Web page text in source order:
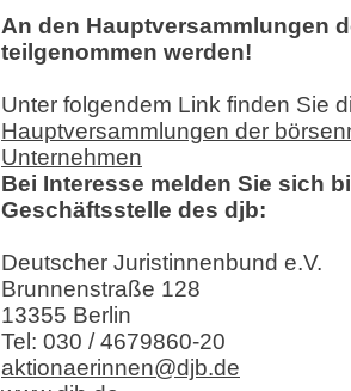
An den Hauptversammlungen
teilgenommen werden!
Unter folgendem Link finden Sie
Hauptversammlungen der
Unternehmen
Bei Interesse melden Sie sich
Geschäftsstelle des djb:
Deutscher Juristinnenbund e.V.
Brunnenstraße 128
13355 Berlin
Tel: 030 / 4679860-20
aktionaerinnen@djb.de